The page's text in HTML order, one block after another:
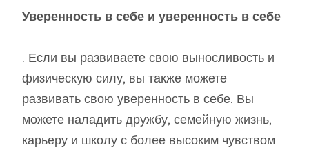
Уверенность в себе и уверенность в себе
. Если вы развиваете свою выносливость и
физическую силу, вы также можете
развивать свою уверенность в себе. Вы
можете наладить дружбу, семейную жизнь,
карьеру и школу с более высоким чувством